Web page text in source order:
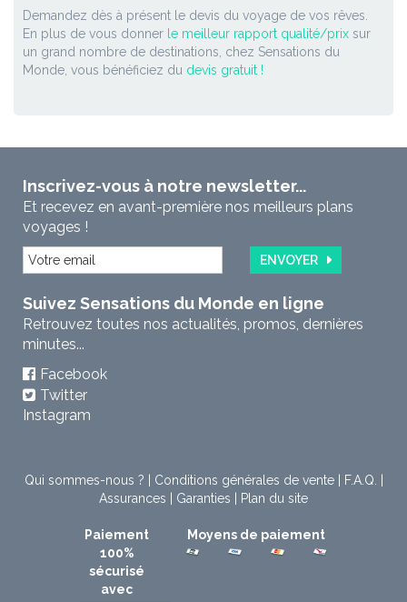
Demandez dès à présent le devis du voyage de vos rêves.
En plus de vous donner le meilleur rapport qualité/prix sur
un grand nombre de destinations, chez Sensations du
Monde, vous bénéficiez du devis gratuit !
Inscrivez-vous à notre newsletter...
Et recevez en avant-première nos meilleurs plans
voyages !
ENVOYER
Suivez Sensations du Monde en ligne
Retrouvez toutes nos actualités, promos, dernières
minutes...
Facebook
Twitter
Instagram
Qui sommes-nous ? Conditions générales de vente| F.A.Q.
Assurances
Garanties Plan du site
Paiement
100%
sécurisé
avec
Moyens de paiement